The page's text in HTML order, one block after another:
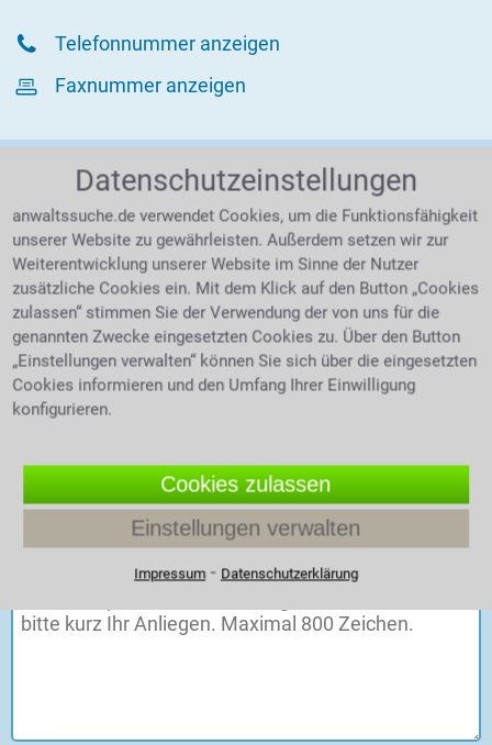
Telefonnummer anzeigen
Faxnummer anzeigen
KONTAKTFORMULAR / RÜCKRUF
Am einfachsten nehmen Sie mit unserer Kanzlei Kontakt auf,
indem Sie das nachfolgende Formular ausfüllen.
Gerne rufen wir Siekostenlos und völlig unverbindlich
zurück.
Vorname, Nachname
Telefon oder E-Mail
Datenschutzeinstellungen
anwaltssuche.de verwendet Cookies, um die Funktionsfähigkeit
unserer Website zu gewährleisten. Außerdem setzen wir zur
Weiterentwicklung unserer Website im Sinne der Nutzer
zusätzliche Cookies ein. Mit dem Klick auf den Button „Cookies
zulassen“ stimmen Sie der Verwendung der von uns für die
genannten Zwecke eingesetzten Cookies zu. Über den Button
„Einstellungen verwalten“ können Sie sich über die eingesetzten
Cookies informieren und den Umfang Ihrer Einwilligung
konfigurieren.
Cookies zulassen
Einstellungen verwalten
Impressum⁃ Datenschutzerklärung